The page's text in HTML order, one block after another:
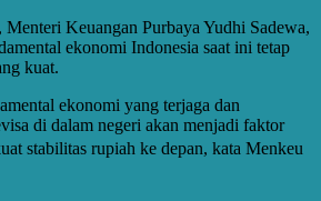
Menteri Keuangan Purbaya Yudhi Sadewa,
ekonomi Indonesia saat ini tetap
kuat.
ekonomi yang terjaga dan
di dalam negeri akan menjadi faktor
stabilitas rupiah ke depan, kata Menkeu